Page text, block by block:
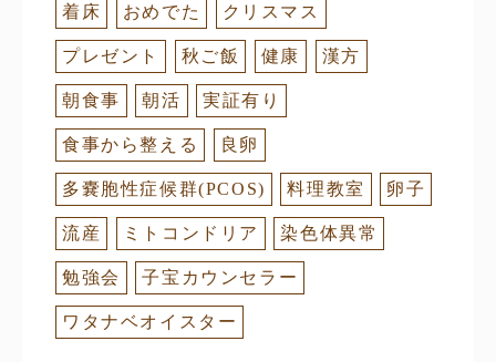
着床 おめでた クリスマス
プレゼント 秋ご飯 健康 漢方
朝食事 朝活 実証有り
食事から整える 良卵
多嚢胞性症候群(PCOS) 料理教室 卵子
流産 ミトコンドリア 染色体異常
勉強会 子宝カウンセラー
ワタナベオイスター